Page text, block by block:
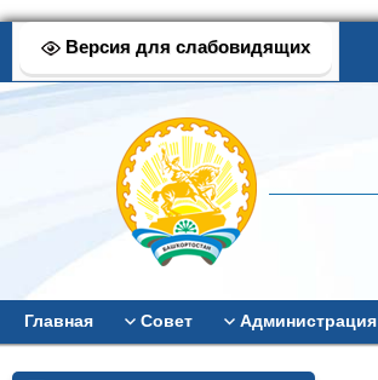
Версия для слабовидящих
Главная Совет Администрация